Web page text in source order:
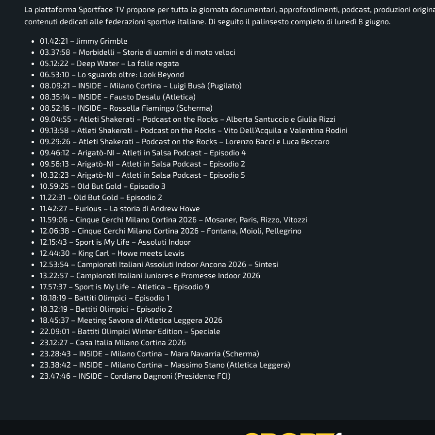
La piattaforma Sportface TV propone per tutta la giornata documentari, approfondimenti, podcast, produzioni
contenuti dedicati alle federazioni sportive italiane. Di seguito il palinsesto completo di lunedì 8 giugno.
01.42:21 – Jimmy Grimble
03.37:58 – Morbidelli – Storie di uomini e di moto veloci
05.12:22 – Deep Water – La folle regata
06.53:10 – Lo sguardo oltre: Look Beyond
08.09:21 – INSIDE – Milano Cortina – Luigi Busà (Pugilato)
08.35:14 – INSIDE – Fausto Desalu (Atletica)
08.52:16 – INSIDE – Rossella Fiamingo (Scherma)
09.04:55 – Atleti Shakerati – Podcast on the Rocks – Alberta Santuccio e Giulia Rizzi
09.13:58 – Atleti Shakerati – Podcast on the Rocks – Vito Dell’Acquila e Valentina Rodini
09.29:26 – Atleti Shakerati – Podcast on the Rocks – Lorenzo Bacci e Luca Beccaro
09.46:12 – Arigatò-NI – Atleti in Salsa Podcast – Episodio 4
09.56:13 – Arigatò-NI – Atleti in Salsa Podcast – Episodio 2
10.32:23 – Arigatò-NI – Atleti in Salsa Podcast – Episodio 5
10.59:25 – Old But Gold – Episodio 3
11.22:31 – Old But Gold – Episodio 2
11.42:27 – Furious – La storia di Andrew Howe
11.59:06 – Cinque Cerchi Milano Cortina 2026 – Mosaner, Paris, Rizzo, Vitozzi
12.06:38 – Cinque Cerchi Milano Cortina 2026 – Fontana, Moioli, Pellegrino
12.15:43 – Sport is My Life – Assoluti Indoor
12.44:30 – King Carl – Howe meets Lewis
12.53:54 – Campionati Italiani Assoluti Indoor Ancona 2026 – Sintesi
13.22:57 – Campionati Italiani Juniores e Promesse Indoor 2026
17.57:37 – Sport is My Life – Atletica – Episodio 9
18.18:19 – Battiti Olimpici – Episodio 1
18.32:19 – Battiti Olimpici – Episodio 2
18.45:37 – Meeting Savona di Atletica Leggera 2026
22.09:01 – Battiti Olimpici Winter Edition – Speciale
23.12:27 – Casa Italia Milano Cortina 2026
23.28:43 – INSIDE – Milano Cortina – Mara Navarria (Scherma)
23.38:42 – INSIDE – Milano Cortina – Massimo Stano (Atletica Leggera)
23.47:46 – INSIDE – Cordiano Dagnoni (Presidente FCI)